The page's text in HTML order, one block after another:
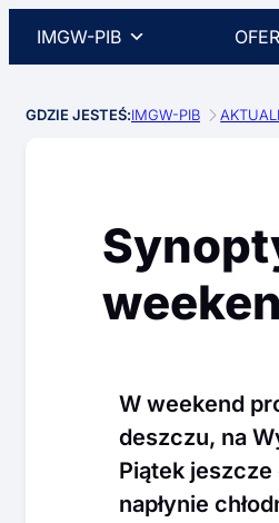
IMGW-PIB
GDZIE JESTEŚ:IMGW-PIB
W weekend
deszczu, na
Piątek jeszcze
napłynie